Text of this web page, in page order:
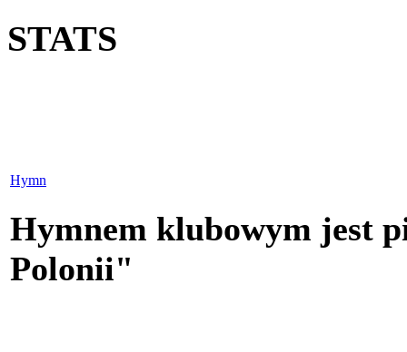
STATS
Hymn
Hymnem klubowym jest
Polonii"